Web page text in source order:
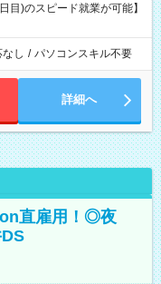
目)のスピード就業が可能】
し / パソコンスキル不要
詳細へ
直雇用！◎夜